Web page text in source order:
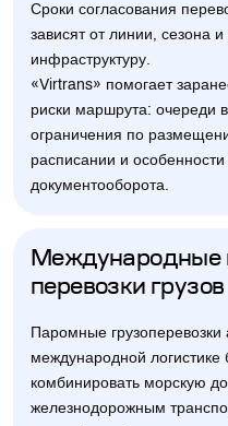
Сроки согласования
зависят от линии, сезона
инфраструктуру.
«Virtrans» помогает
риски маршрута: очереди
ограничения по
расписании и
документооборота.
Международные
перевозки грузов
Паромные грузоперевозки
международной логистике
комбинировать морскую
железнодорожным